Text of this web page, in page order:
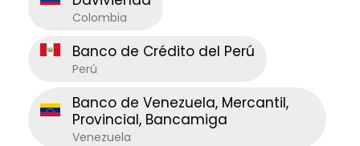
Colombia
Banco de Crédito del Perú
Perú
Banco de Venezuela, Mercantil,
Provincial, Bancamiga
Venezuela